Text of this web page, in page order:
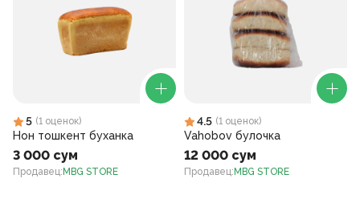
5 (1 оценок)
Нон тошкент буханка
3 000 сум
Продавец: MBG STORE
4.5 (1 оценок)
Vahobov булочка
12 000 сум
Продавец: MBG STORE